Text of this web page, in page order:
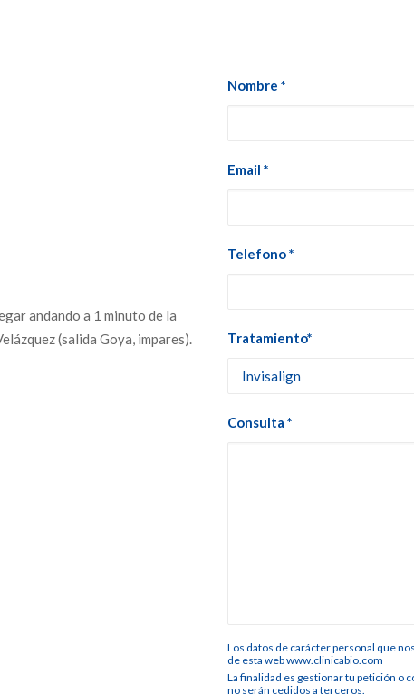
andando a 1 minuto de la
(salida Goya, impares).
Nombre *
Email *
Telefono *
Tratamiento*
Consulta *
Los datos de carácter personal que
de esta web www.clinicabio.com
La finalidad es gestionar tu petición o
no serán cedidos a terceros.